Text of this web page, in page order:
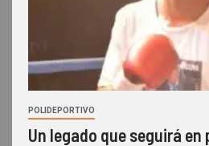
POLIDEPORTIVO
Un legado que seguirá